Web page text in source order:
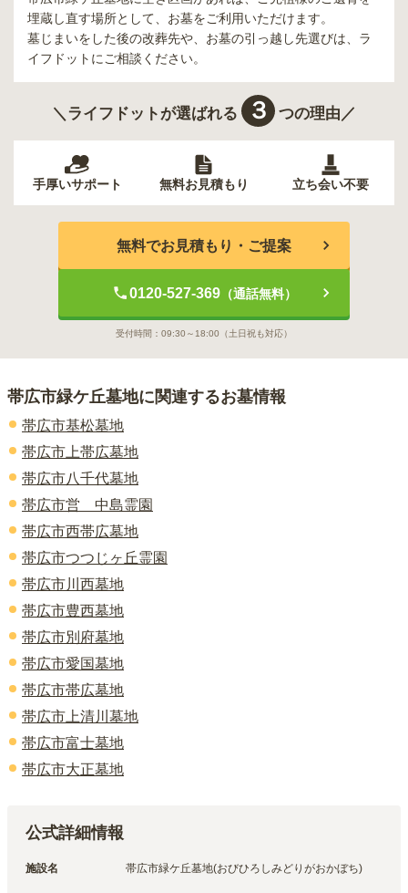
埋蔵し直す場所として、お墓をご利用いただけます。
墓じまいをした後の改葬先や、お墓の引っ越し先選びは、ラ
イフドットにご相談ください。
＼ライフドットが選ばれる ３ つの理由／
手厚いサポート 無料お見積もり 立ち会い不要
無料でお見積もり・ご提案
0120-527-369（通話無料）
受付時間： 09:30～18:00 （土日祝も対応）
帯広市緑ケ丘墓地に関連するお墓情報
帯広市基松墓地
帯広市上帯広墓地
帯広市八千代墓地
帯広市営 中島霊園
帯広市西帯広墓地
帯広市つつじヶ丘霊園
帯広市川西墓地
帯広市豊西墓地
帯広市別府墓地
帯広市愛国墓地
帯広市帯広墓地
帯広市上清川墓地
帯広市富士墓地
帯広市大正墓地
公式詳細情報
施設名 帯広市緑ケ丘墓地(おびひろしみどりがおかぼち)